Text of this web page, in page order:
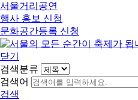
서울거리공연
행사 홍보 신청
문화공간등록 신청
닫기
검색분류
검색어
검색